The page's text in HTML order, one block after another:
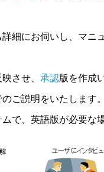
細にお伺いし、マニ
させ、 承認版を作成
ご説明をいたします。
で、英語版が必要な